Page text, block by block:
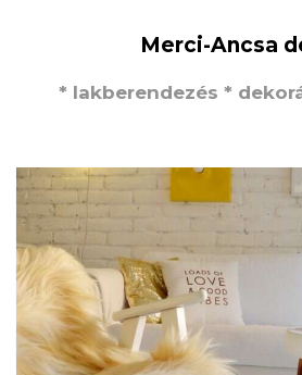
Merci-Ancsa
* lakberendezés *